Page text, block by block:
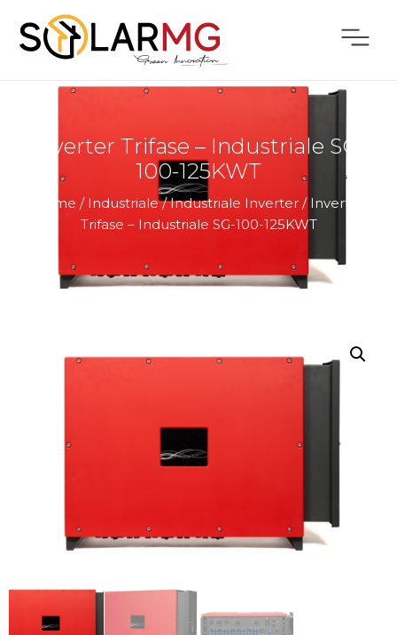
Inverter Trifase – Industriale SG-
100-125KWT
Home / Industriale/Industriale Inverter / Inverter
Trifase – Industriale SG-100-125KWT